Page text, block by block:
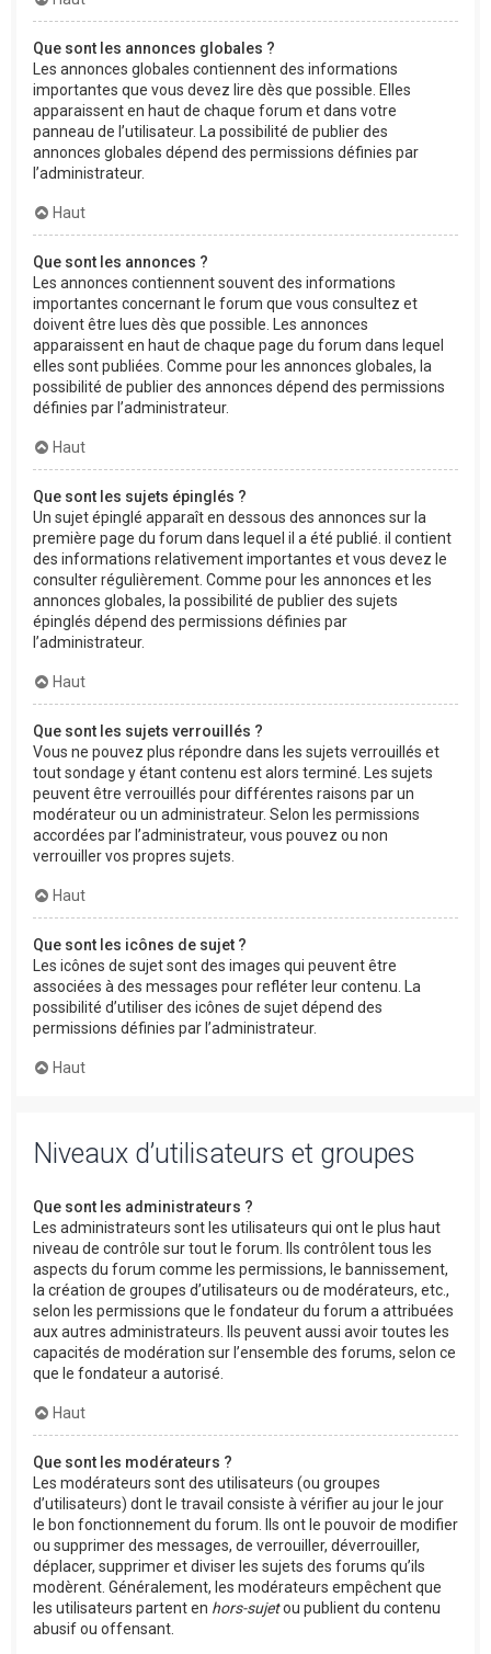
Que sont les annonces globales ?
Les annonces globales contiennent des informations
importantes que vous devez lire dès que possible. Elles
apparaissent en haut de chaque forum et dans votre
panneau de l’utilisateur. La possibilité de publier des
annonces globales dépend des permissions définies par
l’administrateur.
Haut
Que sont les annonces ?
Les annonces contiennent souvent des informations
importantes concernant le forum que vous consultez et
doivent être lues dès que possible. Les annonces
apparaissent en haut de chaque page du forum dans lequel
elles sont publiées. Comme pour les annonces globales, la
possibilité de publier des annonces dépend des permissions
définies par l’administrateur.
Haut
Que sont les sujets épinglés ?
Un sujet épinglé apparaît en dessous des annonces sur la
première page du forum dans lequel il a été publié. il contient
des informations relativement importantes et vous devez le
consulter régulièrement. Comme pour les annonces et les
annonces globales, la possibilité de publier des sujets
épinglés dépend des permissions définies par
l’administrateur.
Haut
Que sont les sujets verrouillés ?
Vous ne pouvez plus répondre dans les sujets verrouillés et
tout sondage y étant contenu est alors terminé. Les sujets
peuvent être verrouillés pour différentes raisons par un
modérateur ou un administrateur. Selon les permissions
accordées par l’administrateur, vous pouvez ou non
verrouiller vos propres sujets.
Haut
Que sont les icônes de sujet ?
Les icônes de sujet sont des images qui peuvent être
associées à des messages pour refléter leur contenu. La
possibilité d’utiliser des icônes de sujet dépend des
permissions définies par l’administrateur.
Haut
Niveaux d’utilisateurs et groupes
Que sont les administrateurs ?
Les administrateurs sont les utilisateurs qui ont le plus haut
niveau de contrôle sur tout le forum. Ils contrôlent tous les
aspects du forum comme les permissions, le bannissement,
la création de groupes d’utilisateurs ou de modérateurs, etc.,
selon les permissions que le fondateur du forum a attribuées
aux autres administrateurs. Ils peuvent aussi avoir toutes les
capacités de modération sur l’ensemble des forums, selon ce
que le fondateur a autorisé.
Haut
Que sont les modérateurs ?
Les modérateurs sont des utilisateurs (ou groupes
d’utilisateurs) dont le travail consiste à vérifier au jour le jour
le bon fonctionnement du forum. Ils ont le pouvoir de modifier
ou supprimer des messages, de verrouiller, déverrouiller,
déplacer, supprimer et diviser les sujets des forums qu’ils
modèrent. Généralement, les modérateurs empêchent que
les utilisateurs partent en hors-sujetou publient du contenu
abusif ou offensant.